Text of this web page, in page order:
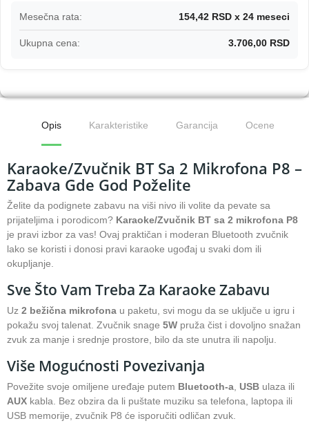
Mesečna rata: 154,42 RSD x 24 meseci
Ukupna cena: 3.706,00 RSD
Opis Karakteristike Garancija Ocene
Karaoke/Zvučnik BT Sa 2 Mikrofona P8 –
Zabava Gde God Poželite
Želite da podignete zabavu na viši nivo ili volite da pevate sa
prijateljima i porodicom? Karaoke/Zvučnik BT sa 2 mikrofona P8
je pravi izbor za vas! Ovaj praktičan i moderan Bluetooth zvučnik
lako se koristi i donosi pravi karaoke ugođaj u svaki dom ili
okupljanje.
Sve Što Vam Treba Za Karaoke Zabavu
Uz 2 bežična mikrofona u paketu, svi mogu da se uključe u igru i
pokažu svoj talenat. Zvučnik snage 5W pruža čist i dovoljno snažan
zvuk za manje i srednje prostore, bilo da ste unutra ili napolju.
Više Mogućnosti Povezivanja
Povežite svoje omiljene uređaje putem Bluetooth-a USB ulaza ili
AUX kabla. Bez obzira da li puštate muziku sa telefona, laptopa ili
USB memorije, zvučnik P8 će isporučiti odličan zvuk.